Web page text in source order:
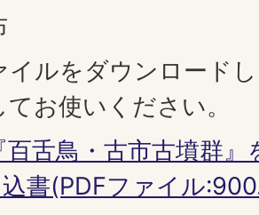
イルをダウンロード
お使いください。
百舌鳥・古市古墳群
書(PDFファイル